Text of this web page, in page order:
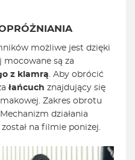
możliwe jest dzięki
mocowane są za
z klamrą. Aby obrócić
łańcuch znajdujący się
Zakres obrotu
działania
na filmie poniżej.